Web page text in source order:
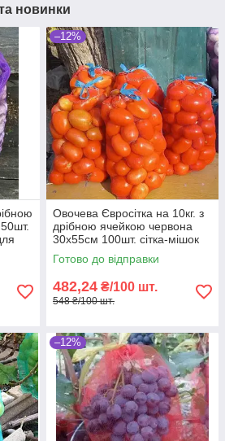
новинки
–12%
Овочева Євросітка на 10кг. з
дрібною ячейкою червона
30х55см 100шт. сітка-мішок
для овочів
Готово до відправки
482,24 ₴/100 шт.
548 ₴/100 шт.
–12%